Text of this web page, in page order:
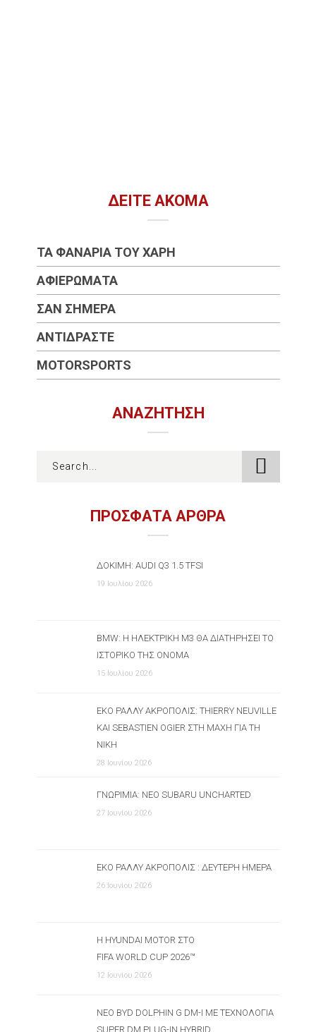
ΔΕΊΤΕ ΑΚΌΜΑ
ΤΑ ΦΑΝΆΡΙΑ ΤΟΥ ΧΆΡΗ
ΑΦΙΕΡΏΜΑΤΑ
ΣΑΝ ΣΉΜΕΡΑ
ΑΝΤΙΔΡΆΣΤΕ
MOTORSPORTS
ΑΝΑΖΉΤΗΣΗ
ΠΡΟΣΦΑΤΑ ΑΡΘΡΑ
ΔΟΚΙΜΉ: AUDI Q3 1.5 TFSI
19 Ιουλίου 2026
BMW: Η ΗΛΕΚΤΡΙΚΉ M3 ΘΑ ΔΙΑΤΗΡΉΣΕΙ ΤΟ
ΙΣΤΟΡΙΚΌ ΤΗΣ ΌΝΟΜΑ
15 Ιουλίου 2026
ΕΚΟ ΡΆΛΛΥ ΑΚΡΌΠΟΛΙΣ: THIERRY NEUVILLE
ΚΑΙ SEBASTIEN OGIER ΣΤΗ ΜΆΧΗ ΓΙΑ ΤΗ
ΝΊΚΗ
28 Ιουνίου 2026
ΓΝΩΡΙΜΊΑ: ΝΈΟ SUBARU UNCHARTED
27 Ιουνίου 2026
ΕΚΟ ΡΆΛΛΥ ΑΚΡΌΠΟΛΙΣ : ΔΕΎΤΕΡΗ ΗΜΈΡΑ
26 Ιουνίου 2026
Η HYUNDAI MOTOR ΣΤΟ
FIFA WORLD CUP 2026™
12 Ιουνίου 2026
ΝΈΟ BYD DOLPHIN G DM-I ΜΕ ΤΕΧΝΟΛΟΓΊΑ
SUPER DM PLUG-IN HYBRID